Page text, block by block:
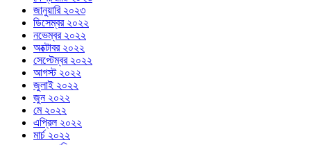
জানুয়ারি ২০২৩
ডিসেম্বর ২০২২
নভেম্বর ২০২২
অক্টোবর ২০২২
সেপ্টেম্বর ২০২২
আগস্ট ২০২২
জুলাই ২০২২
জুন ২০২২
মে ২০২২
এপ্রিল ২০২২
মার্চ ২০২২